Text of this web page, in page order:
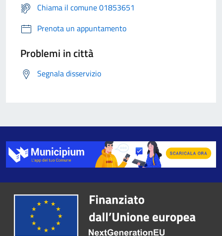
Chiama il comune 01853651
Prenota un appuntamento
Problemi in città
Segnala disservizio